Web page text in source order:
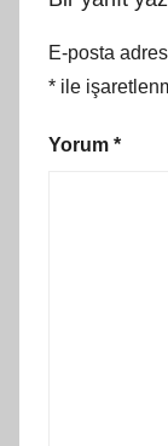
E-posta
* ile
Yorum *